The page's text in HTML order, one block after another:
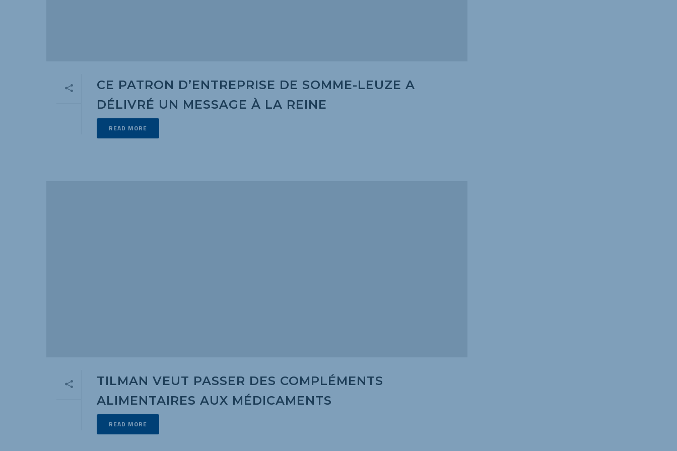
CE PATRON D’ENTREPRISE DE SOMME-LEUZE A
DÉLIVRÉ UN MESSAGE À LA REINE
READ MORE
TILMAN VEUT PASSER DES COMPLÉMENTS
ALIMENTAIRES AUX MÉDICAMENTS
READ MORE